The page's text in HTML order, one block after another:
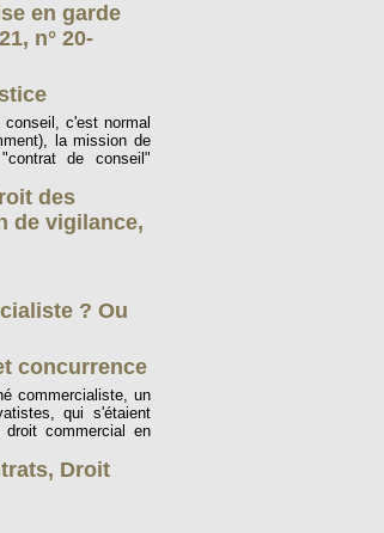
en garde
n° 20-
c'est normal
la mission de
de conseil"
des
de vigilance,
? Ou
concurrence
commercialiste, un
qui s'étaient
commercial en
, Droit